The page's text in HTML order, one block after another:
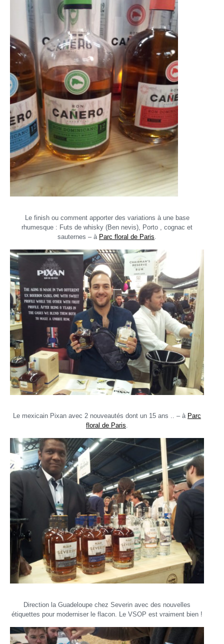
Le finish ou comment apporter des variations à une base
rhumesque : Futs de whisky (Ben nevis), Porto , cognac et
sauternes – à Parc floral de Paris
Le mexicain Pixan avec 2 nouveautés dont un 15 ans .. – à Parc
floral de Paris.
Direction la Guadeloupe chez Severin avec des nouvelles
étiquettes pour moderniser le flacon. Le VSOP est vraiment bien !